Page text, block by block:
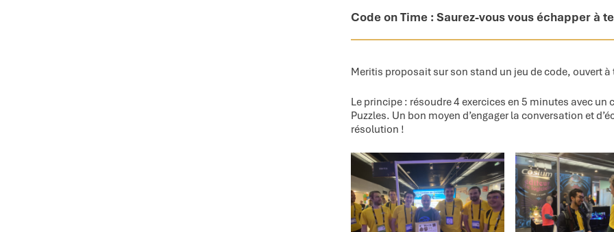
Code on Time : Saurez-vous vous échapper à
Meritis proposait sur son stand un jeu de code, ouvert
Le principe : résoudre 4 exercices en 5 minutes avec
Puzzles. Un bon moyen d’engager la conversation et
résolution !